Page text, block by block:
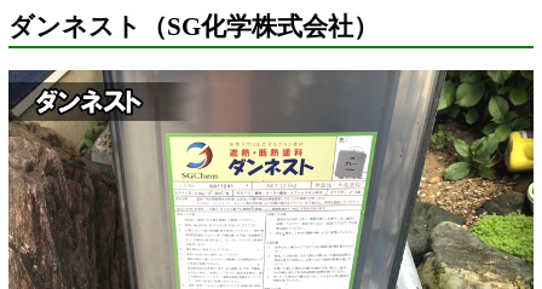
ダンネスト（SG化学株式会社）